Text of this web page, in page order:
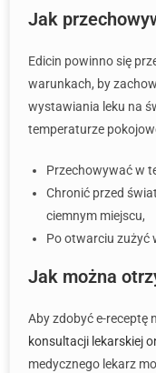
Jak
Edicin powinno się
warunkach, by
wystawiania leku na
temperaturze
Przechowywać w
Chronić przed
ciemnym miejscu,
Po otwarciu zużyć
Jak można
Aby zdobyć e-receptę
konsultacji lekarskiej
medycznego lekarz